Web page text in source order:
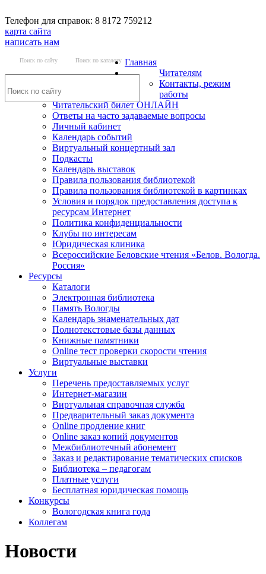
Телефон для справок: 8 8172 759212
карта сайта
написать нам
Поиск по сайту Поиск по каталогу Главная
Читателям
Контакты, режим
работы
Читательский билет ОНЛАЙН
Ответы на часто задаваемые вопросы
Личный кабинет
Календарь событий
Виртуальный концертный зал
Подкасты
Календарь выставок
Правила пользования библиотекой
Правила пользования библиотекой в картинках
Условия и порядок предоставления доступа к
ресурсам Интернет
Политика конфиденциальности
Клубы по интересам
Юридическая клиника
Всероссийские Беловские чтения «Белов. Вологда.
Россия»
Ресурсы
Каталоги
Электронная библиотека
Память Вологды
Календарь знаменательных дат
Полнотекстовые базы данных
Книжные памятники
Online тест проверки скорости чтения
Виртуальные выставки
Услуги
Перечень предоставляемых услуг
Интернет-магазин
Виртуальная справочная служба
Предварительный заказ документа
Online продление книг
Online заказ копий документов
Межбиблиотечный абонемент
Заказ и редактирование тематических списков
Библиотека – педагогам
Платные услуги
Бесплатная юридическая помощь
Конкурсы
Вологодская книга года
Коллегам
Новости